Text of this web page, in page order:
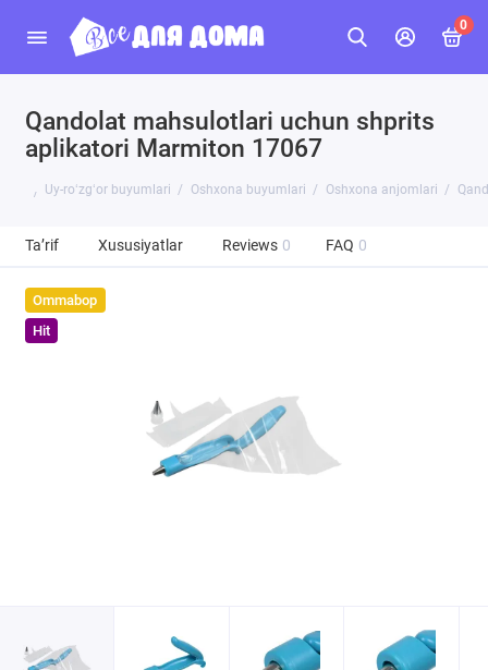
0
Qandolat mahsulotlari uchun shprits
aplikatori Marmiton 17067
Uy-roʻzgʻor buyumlari Oshxona buyumlari Oshxona anjomlari
Ta’rif Xususiyatlar Reviews 0 FAQ 0
Ommabop
Hit